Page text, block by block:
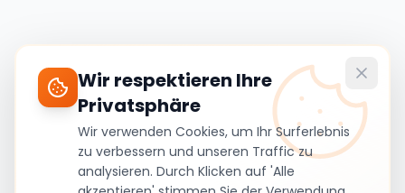
Wir respektieren Ihre
Privatsphäre
Wir verwenden Cookies, um Ihr Surferlebnis
zu verbessern und unseren Traffic zu
analysieren. Durch Klicken auf 'Alle